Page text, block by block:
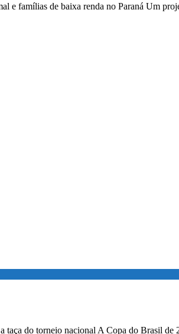
e famílias de baixa renda no Paraná Um
do torneio nacional A Copa do Brasil de